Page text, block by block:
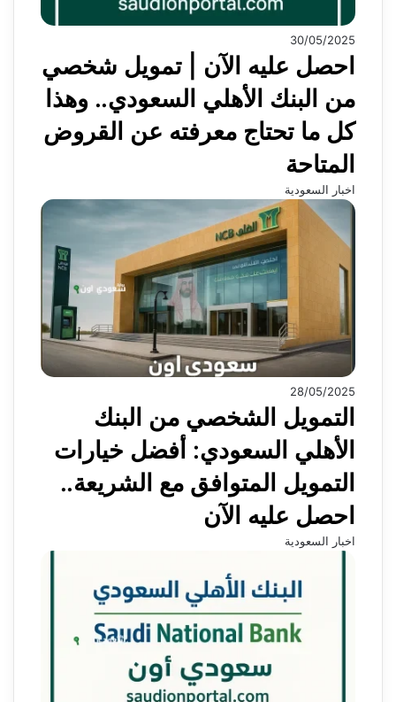
30/05/2025
احصل عليه الآن | تمويل شخصي
من البنك الأهلي السعودي.. وهذا
كل ما تحتاج معرفته عن القروض
المتاحة
اخبار السعودية
28/05/2025
التمويل الشخصي من البنك
الأهلي السعودي: أفضل خيارات
التمويل المتوافق مع الشريعة..
احصل عليه الآن
اخبار السعودية